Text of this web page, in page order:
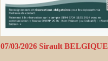
07/03/2026 Sirault BELGIQUE